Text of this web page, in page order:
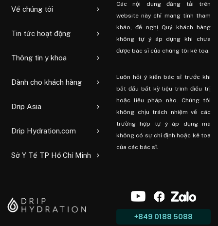
Về chúng tôi
Tin tức hoạt động
Thông tin y khoa
Dành cho khách hàng
Drip Asia
Drip Hydration.com
Sở Y Tế TP Hồ Chí Minh
Các nội dung đăng tải trên
website này chỉ mang tính tham
khảo, đề nghị Quý khách hàng
không tự ý áp dụng khi chưa
được bác sĩ của chúng tôi kê toa.
Luôn hỏi ý kiến ​​bác sĩ trước khi
bắt đầu bất kỳ liệu trình điều trị
hoặc liệu pháp nào. Chúng tôi
không chịu trách nhiệm về các
trường hợp tự ý áp dụng mà
không có sự chỉ định hoặc kê toa
của các bác sĩ.
+849 0188 5088